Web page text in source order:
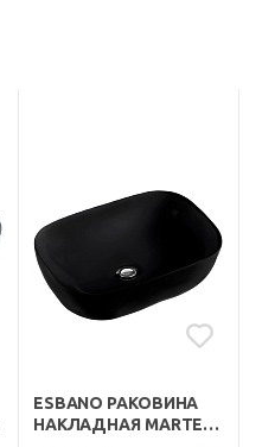
ESBANO РАКОВИНА
НАКЛАДНАЯ MARTEL-